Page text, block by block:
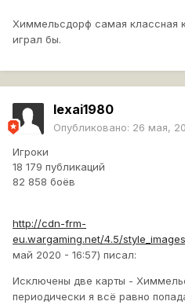
Химмельсдорф самая классная
играл бы.
lexai1980
Опубликовано: 26 мая,
Игроки
18 179 публикаций
82 858 боёв
http://cdn-frm-
eu.wargaming.net/4.5/
май 2020 - 16:57) писал:
Исключены две карты -
периодически я всё равно